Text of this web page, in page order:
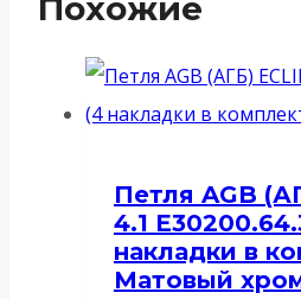
Похожие
Петля AGB
4.1
накладки в
Матовый